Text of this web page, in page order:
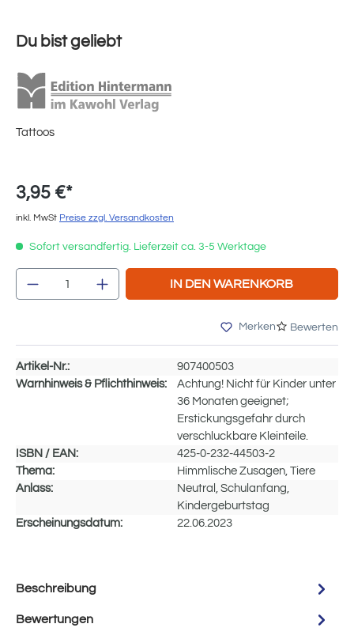
Du bist geliebt
Tattoos
3,95 €*
inkl. MwSt Preise zzgl. Versandkosten
Sofort versandfertig. Lieferzeit ca. 3-5 Werktage
Produkt Anzahl: Gib den gewünschten
IN DEN WARENKORB
Merken Bewerten
Artikel-Nr.:
907400503
Warnhinweis & Pflichthinweis:
Achtung! Nicht für Kinder unter
36 Monaten geeignet;
Erstickungsgefahr durch
verschluckbare Kleinteile.
ISBN / EAN:
425-0-232-44503-2
Thema:
Himmlische Zusagen, Tiere
Anlass:
Neutral, Schulanfang,
Kindergeburtstag
Erscheinungsdatum:
22.06.2023
Beschreibung
Bewertungen